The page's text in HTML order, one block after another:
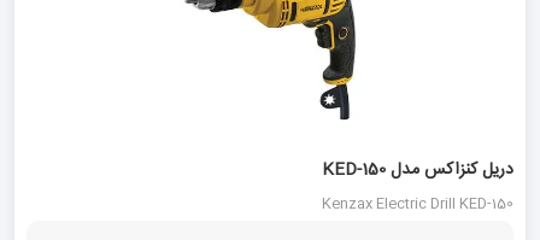
دریل کنزاکس مدل KED-150
Kenzax Electric Drill KED-150